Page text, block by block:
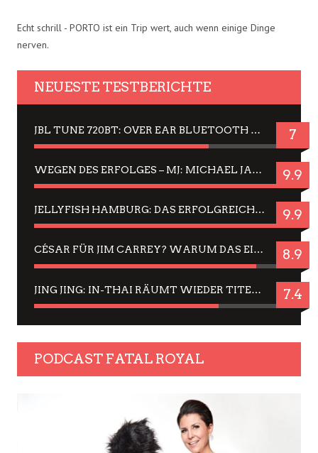
Echt schrill - PORTO ist ein Trip wert, auch wenn einige Dinge
nerven.
NEUESTE TESTBERICHTE
JBL TUNE 720BT: OVER EAR BLUETOOTH KOPFHÖRER UM DIE 50,-€ IM DAUER-TEST 7
WEGEN DES ERFOLGES – MJ: MICHAEL JACKSON MUSICAL IN EINER MATINEE SEHEN 9.9
JELLYFISH HAMBURG: DAS ERFOLGREICHE SOMMER-MENÜ 2025 IN GEFÜHLEN UND BILDERN 9.9
CÉSAR FÜR JIM CARREY? WARUM DAS EINER DER NERVIGSTEN ACTORS IST UND BLEIBT 8.9
JING JING: IN-THAI RÄUMT WIEDER TITEL AB – EIN ZWEI-STUNDEN-ERLEBNISBERICHT 7.4
PODCAST FATAL ROYAL